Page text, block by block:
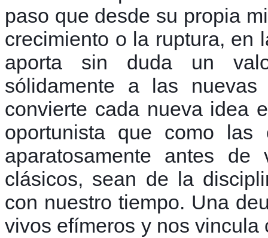
paso que desde su propia
crecimiento o la ruptura,
aporta sin duda un
sólidamente a las nuevas
convierte cada nueva idea
oportunista que como las
aparatosamente antes
clásicos, sean de la
con nuestro tiempo. Una
vivos efímeros y nos